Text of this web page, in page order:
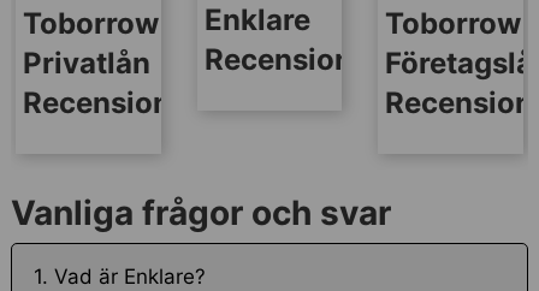
Toborrow
Privatlån
Recension
Enklare
Recensionen
Toborrow
Recension
Vanliga frågor och svar
1. Vad är Enklare?